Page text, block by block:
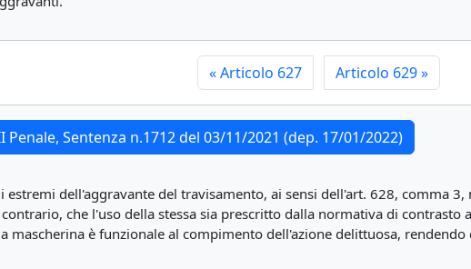
«Articolo 627 Articolo 629»
Penale, Sentenza n.1712 del 03/11/2021 (dep. 17/01/2022)
dell'aggravante del travisamento, ai sensi dell'art. 628, comma 3,
che l'uso della stessa sia prescritto dalla normativa di contrasto
mascherina è funzionale al compimento dell'azione delittuosa,